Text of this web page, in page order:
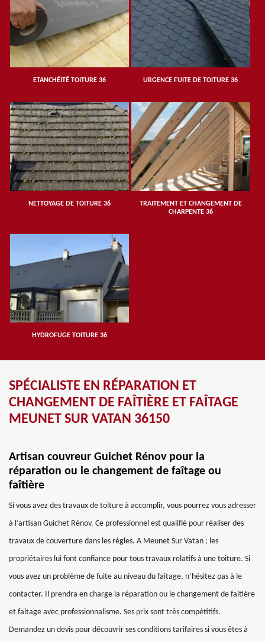
ETANCHÉITÉ TOITURE 36 URGENCE FUITE DE TOITURE 36
NETTOYAGE DE TOITURE 36
TRAITEMENT ET CHANGEMENT DE
CHARPENTE 36
HYDROFUGE TOITURE 36
SPÉCIALISTE EN RÉPARATION ET
CHANGEMENT DE FAÎTIÈRE ET FAÎTAGE
MEUNET SUR VATAN 36150
Artisan couvreur Guichet Rénov pour la
réparation ou le changement de faîtage ou
faîtière
Si vous avez des travaux de toiture à accomplir, vous pourrez vous adresser
à l’artisan Guichet Rénov. Ce professionnel est qualifié pour réaliser des
travaux de couverture dans les règles. A Meunet Sur Vatan ; les
propriétaires lui font confiance pour tous travaux relatifs à une toiture. Si
vous avez un problème de fuite au niveau du faitage, n’hésitez pas à le
contacter. Il prendra en charge la réparation ou le changement de faitière
et faitage avec professionnalisme. Ses prix sont très compétitifs.
Demandez un devis pour découvrir ses conditions tarifaires si vous êtes à